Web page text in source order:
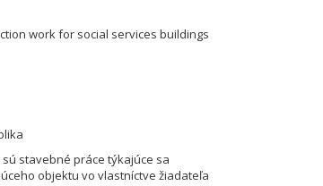
work for social services buildings
stavebné práce týkajúce sa
objektu vo vlastníctve žiadateľa